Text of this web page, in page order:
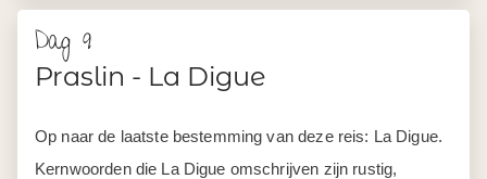
Dag 9
Praslin - La Digue
Op naar de laatste bestemming van deze reis: La Digue.
Kernwoorden die La Digue omschrijven zijn rustig,